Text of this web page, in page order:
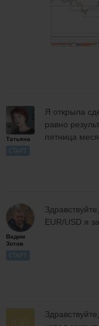
Татьяна
СТАРТ
Я открыла
равно
пятница
Вадим
Зотов
СТАРТ
EUR/USD я